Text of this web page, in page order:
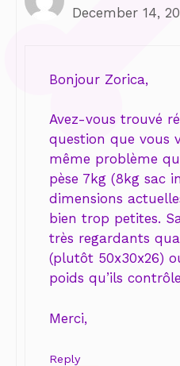
December 14,
Bonjour Zorica,
Avez-vous trouvé
question que vous
même problème
pèse 7kg (8kg sac
dimensions
bien trop petites.
très regardants
(plutôt 50x30x26)
poids qu’ils
Merci,
Reply